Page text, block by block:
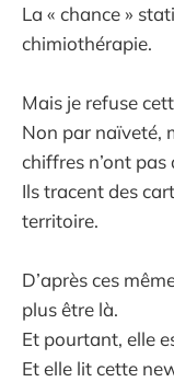
La « chance »
chimiothérapie.
Mais je refuse
Non par naïveté,
chiffres n’ont pas
Ils tracent des
territoire.
D’après ces
plus être là.
Et pourtant, elle
Et elle lit cette